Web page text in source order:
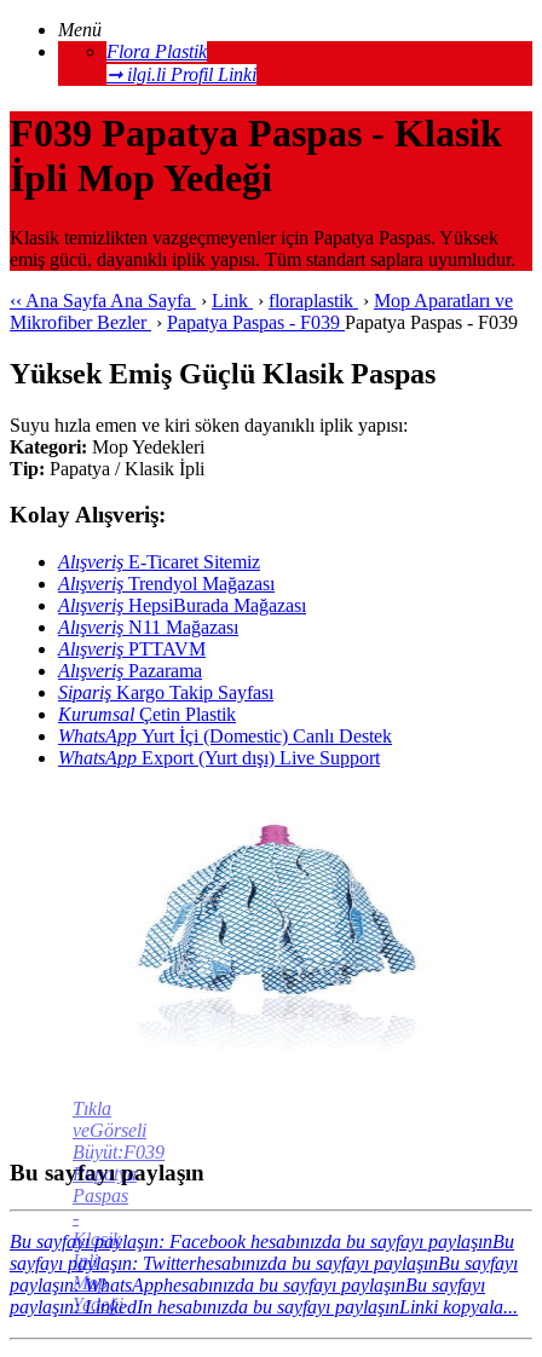
Menü
Flora Plastik
➞ ilgi.li Profil Linki
F039 Papatya Paspas - Klasik
İpli Mop Yedeği
Klasik temizlikten vazgeçmeyenler için Papatya Paspas. Yüksek
emiş gücü, dayanıklı iplik yapısı. Tüm standart saplara uyumludur.
‹‹ Ana Sayfa Ana Sayfa › Link › floraplastik › Mop Aparatları ve
Mikrofiber Bezler › Papatya Paspas - F039 Papatya Paspas - F039
Yüksek Emiş Güçlü Klasik Paspas
Suyu hızla emen ve kiri söken dayanıklı iplik yapısı:
Kategori: Mop Yedekleri
Tip: Papatya / Klasik İpli
Kolay Alışveriş:
Alışveriş E-Ticaret Sitemiz
Alışveriş Trendyol Mağazası
Alışveriş HepsiBurada Mağazası
Alışveriş N11 Mağazası
Alışveriş PTTAVM
Alışveriş Pazarama
Sipariş Kargo Takip Sayfası
Kurumsal Çetin Plastik
WhatsApp Yurt İçi (Domestic) Canlı Destek
WhatsApp Export (Yurt dışı) Live Support
Tıkla
veGörseli
Büyüt:F039
Papatya
Paspas
-
Klasik
İpli
Mop
Yedeği
Bu sayfayı paylaşın
Bu sayfayı paylaşın: Facebook hesabınızda bu sayfayı paylaşınBu
sayfayı paylaşın: Twitterhesabınızda bu sayfayı paylaşınBu sayfayı
paylaşın: WhatsApphesabınızda bu sayfayı paylaşınBu sayfayı
paylaşın: LinkedIn hesabınızda bu sayfayı paylaşınLinki kopyala...